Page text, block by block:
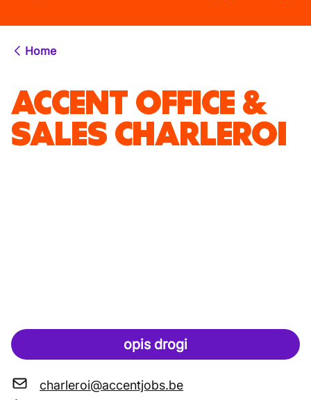
Home
ACCENT OFFICE &
SALES CHARLEROI
opis drogi
charleroi@accentjobs.be